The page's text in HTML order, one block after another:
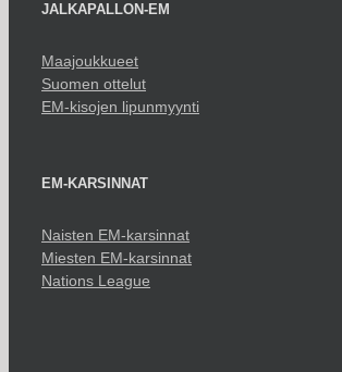
JALKAPALLON-EM
Maajoukkueet
Suomen ottelut
EM-kisojen lipunmyynti
EM-KARSINNAT
Naisten EM-karsinnat
Miesten EM-karsinnat
Nations League